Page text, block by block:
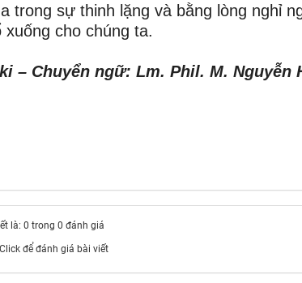
trong sự thinh lặng và bằng lòng nghỉ
cho chúng ta.
– Chuyển ngữ: Lm. Phil. M. Nguyễn
là: 0 trong 0 đánh giá
Click để đánh giá bài viết